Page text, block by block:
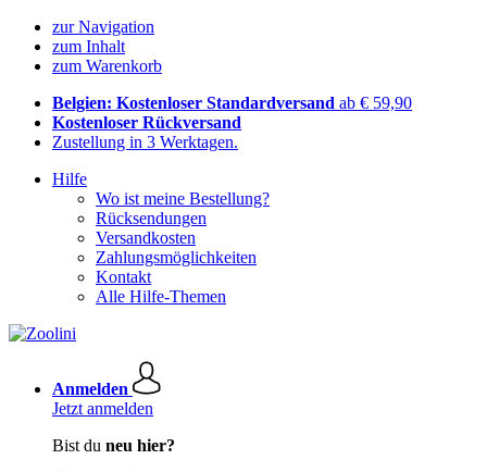
zur Navigation
zum Inhalt
zum Warenkorb
Belgien: Kostenloser Standardversand ab € 59,90
Kostenloser Rückversand
Zustellung in 3 Werktagen.
Hilfe
Wo ist meine Bestellung?
Rücksendungen
Versandkosten
Zahlungsmöglichkeiten
Kontakt
Alle Hilfe-Themen
Anmelden
Jetzt anmelden
Bist du neu hier?